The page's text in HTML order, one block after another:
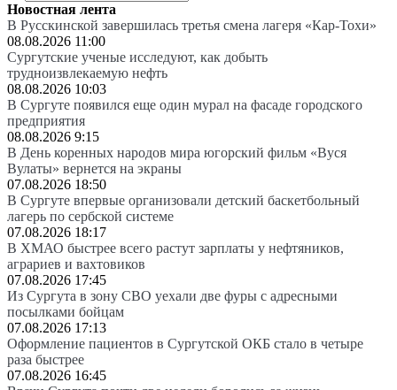
Новостная лента
В Русскинской завершилась третья смена лагеря «Кар-Тохи»
08.08.2026 11:00
Сургутские ученые исследуют, как добыть
трудноизвлекаемую нефть
08.08.2026 10:03
В Сургуте появился еще один мурал на фасаде городского
предприятия
08.08.2026 9:15
В День коренных народов мира югорский фильм «Вуся
Вулаты» вернется на экраны
07.08.2026 18:50
В Сургуте впервые организовали детский баскетбольный
лагерь по сербской системе
07.08.2026 18:17
В ХМАО быстрее всего растут зарплаты у нефтяников,
аграриев и вахтовиков
07.08.2026 17:45
Из Сургута в зону СВО уехали две фуры с адресными
посылками бойцам
07.08.2026 17:13
Оформление пациентов в Сургутской ОКБ стало в четыре
раза быстрее
07.08.2026 16:45